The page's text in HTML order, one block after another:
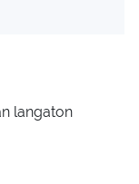
langaton